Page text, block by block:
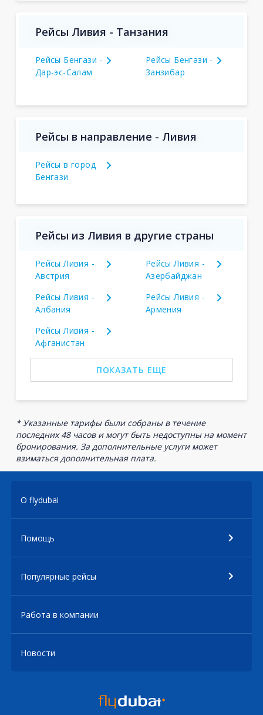
Рейсы Ливия - Танзания
Рейсы Бенгази -
Дар-эс-Салам
Рейсы Бенгази -
Занзибар
Рейсы в направление - Ливия
Рейсы в город
Бенгази
Рейсы из Ливия в другие страны
Рейсы Ливия -
Австрия
Рейсы Ливия -
Азербайджан
Рейсы Ливия -
Албания
Рейсы Ливия -
Армения
Рейсы Ливия -
Афганистан
ПОКАЗАТЬ ЕЩЕ
* Указанные тарифы были собраны в течение
последних 48 часов и могут быть недоступны на момент
бронирования. За дополнительные услуги может
взиматься дополнительная плата.
О flydubai
Помощь
Популярные рейсы
Работа в компании
Новости